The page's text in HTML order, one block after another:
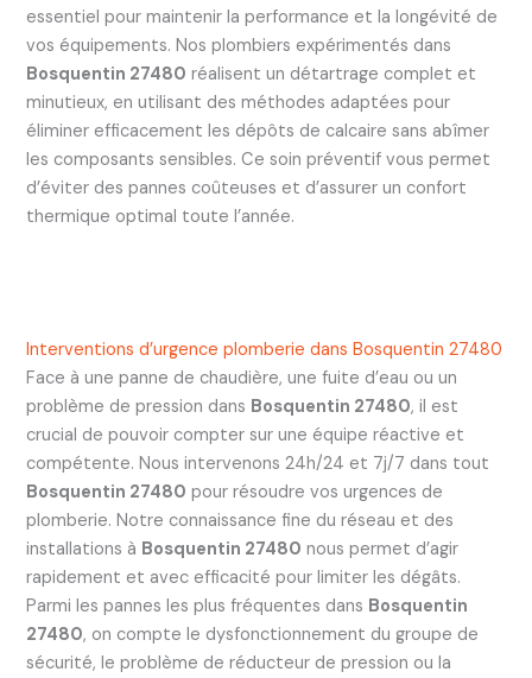
essentiel pour maintenir la performance et la longévité de
vos équipements. Nos plombiers expérimentés dans
Bosquentin 27480 réalisent un détartrage complet et
minutieux, en utilisant des méthodes adaptées pour
éliminer efficacement les dépôts de calcaire sans abîmer
les composants sensibles. Ce soin préventif vous permet
d’éviter des pannes coûteuses et d’assurer un confort
thermique optimal toute l’année.
Interventions d’urgence plomberie dans Bosquentin 27480
Face à une panne de chaudière, une fuite d’eau ou un
problème de pression dans Bosquentin 27480, il est
crucial de pouvoir compter sur une équipe réactive et
compétente. Nous intervenons 24h/24 et 7j/7 dans tout
Bosquentin 27480 pour résoudre vos urgences de
plomberie. Notre connaissance fine du réseau et des
installations à Bosquentin 27480 nous permet d’agir
rapidement et avec efficacité pour limiter les dégâts.
Parmi les pannes les plus fréquentes dans Bosquentin
27480, on compte le dysfonctionnement du groupe de
sécurité, le problème de réducteur de pression ou la